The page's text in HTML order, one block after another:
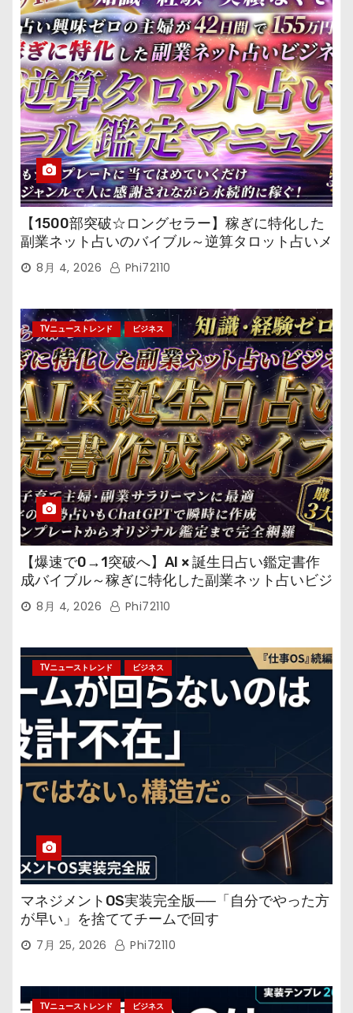
【1500部突破☆ロングセラー】稼ぎに特化した
副業ネット占いのバイブル～逆算タロット占いメ
ール鑑定マニュアル～
8月 4, 2026 Phi72110
TVニューストレンド ビジネス
【爆速で0→1突破へ】AI × 誕生日占い鑑定書作
成バイブル～稼ぎに特化した副業ネット占いビジ
ネス8月 4, 2026 Phi72110
TVニューストレンド ビジネス
マネジメントOS実装完全版──「自分でやった方
が早い」を捨ててチームで回す
7月 25, 2026 Phi72110
TVニューストレンド ビジネス